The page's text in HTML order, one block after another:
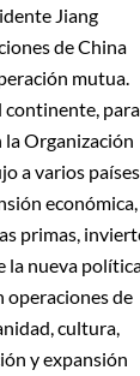
Jiang
de China
mutua.
continente, para
Organización
a varios países
económica,
primas,
la nueva
operaciones de
cultura,
y expansión